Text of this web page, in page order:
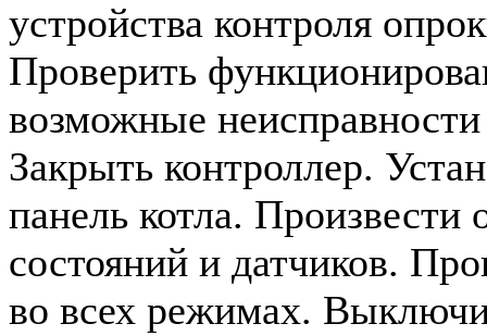
устройства контроля
Проверить
возможные
Закрыть контроллер.
панель котла. Произвести
состояний и датчиков.
во всех режимах.